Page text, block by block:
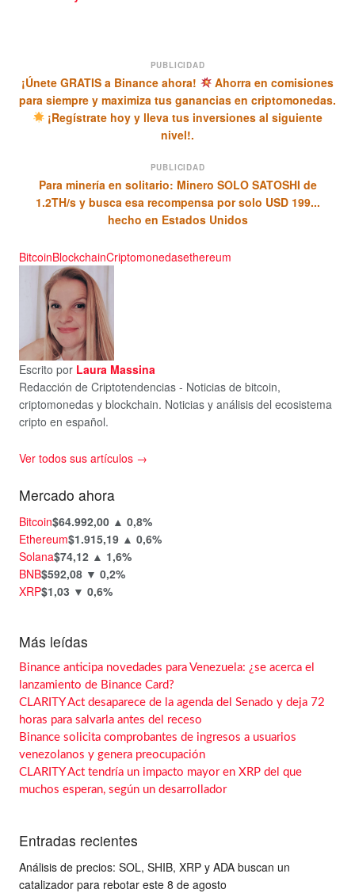
PUBLICIDAD
¡Únete GRATIS a Binance ahora!
Ahorra en comisiones
para siempre y maximiza tus ganancias en criptomonedas.
¡Regístrate hoy y lleva tus inversiones al siguiente
nivel!.
PUBLICIDAD
Para minería en solitario: Minero SOLO SATOSHI de
1.2TH/s y busca esa recompensa por solo USD 199...
hecho en Estados Unidos
BitcoinBlockchainCriptomonedasethereum
Escrito por Laura Massina
Redacción de Criptotendencias - Noticias de bitcoin,
criptomonedas y blockchain. Noticias y análisis del ecosistema
cripto en español.
Ver todos sus artículos →
Mercado ahora
Bitcoin$64.992,00 ▲ 0,8%
Ethereum$1.915,19 ▲ 0,6%
Solana$74,12 ▲ 1,6%
BNB$592,08 ▼ 0,2%
XRP$1,03 ▼ 0,6%
Más leídas
Binance anticipa novedades para Venezuela: ¿se acerca el
lanzamiento de Binance Card?
CLARITY Act desaparece de la agenda del Senado y deja 72
horas para salvarla antes del receso
Binance solicita comprobantes de ingresos a usuarios
venezolanos y genera preocupación
CLARITY Act tendría un impacto mayor en XRP del que
muchos esperan, según un desarrollador
Entradas recientes
Análisis de precios: SOL, SHIB, XRP y ADA buscan un
catalizador para rebotar este 8 de agosto